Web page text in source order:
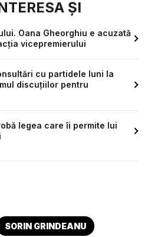
ȘI
Oana Gheorghiu e acuzată
vicepremierului
cu partidele luni la
discuțiilor pentru
legea care îi permite lui
SORIN GRINDEANU